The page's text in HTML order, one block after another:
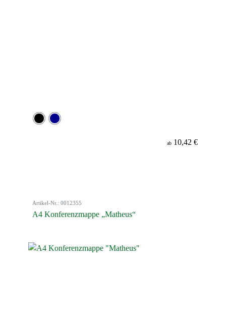
ab 10,42 €
Artikel-Nr.: 0012355
A4 Konferenzmappe „Matheus“